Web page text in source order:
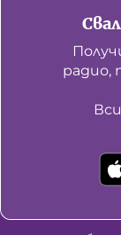
радио,